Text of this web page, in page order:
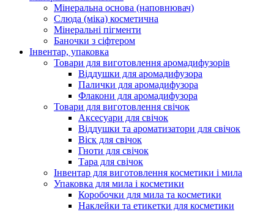
Мінеральна основа (наповнювач)
Слюда (міка) косметична
Мінеральні пігменти
Баночки з сіфтером
Інвентар, упаковка
Товари для виготовлення аромадифузорів
Віддушки для аромадифузора
Палички для аромадифузора
Флакони для аромадифузора
Товари для виготовлення свічок
Аксесуари для свічок
Віддушки та ароматизатори для свічок
Віск для свічок
Гноти для свічок
Тара для свічок
Інвентар для виготовлення косметики і мила
Упаковка для мила і косметики
Коробочки для мила та косметики
Наклейки та етикетки для косметики